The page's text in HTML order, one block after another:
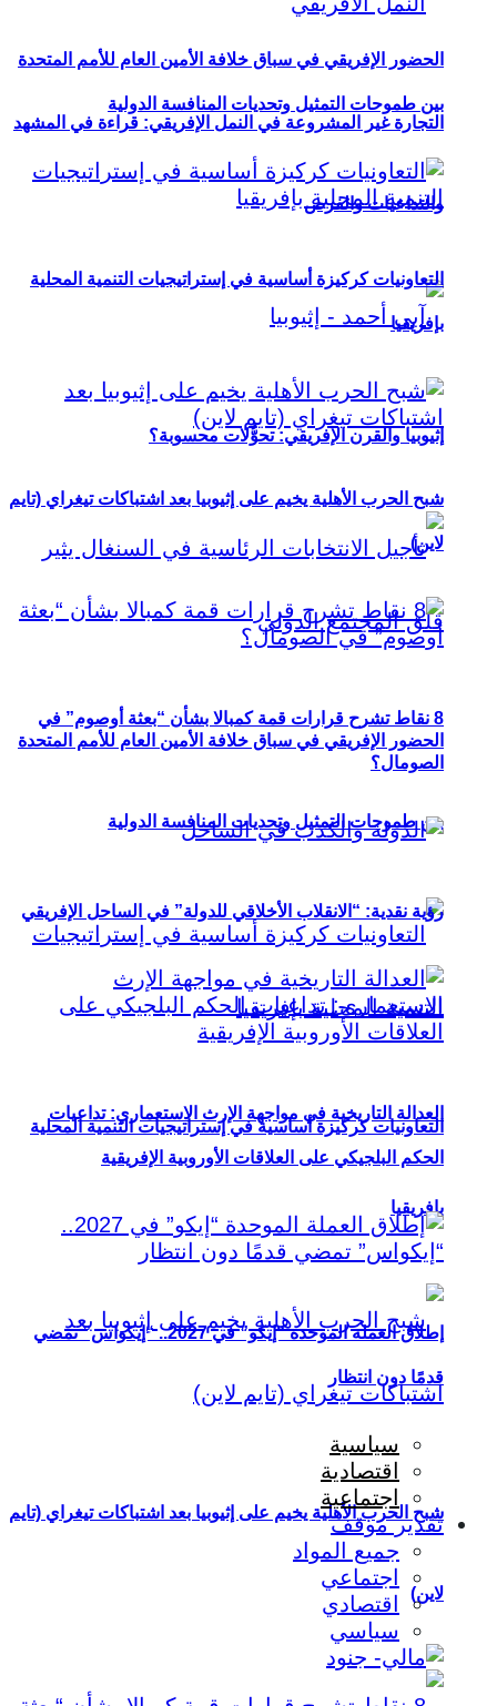
التجارة غير المشروعة في النمل الإفريقي: قراءة في المشهد
والتداعيات والفرص
إثيوبيا والقرن الإفريقي: تحوُّلات محسوبة؟
الحضور الإفريقي في سباق خلافة الأمين العام للأمم المتحدة
بين طموحات التمثيل وتحديات المنافسة الدولية
التعاونيات كركيزة أساسية في إستراتيجيات التنمية المحلية
بإفريقيا
شبح الحرب الأهلية يخيم على إثيوبيا بعد اشتباكات تيغراي (تايم
لاين)
الحضور الإفريقي في سباق خلافة الأمين العام للأمم المتحدة
بين طموحات التمثيل وتحديات المنافسة الدولية
التعاونيات كركيزة أساسية في إستراتيجيات التنمية المحلية
بإفريقيا
شبح الحرب الأهلية يخيم على إثيوبيا بعد اشتباكات تيغراي (تايم
لاين)
8 نقاط تشرح قرارات قمة كمبالا بشأن “بعثة أوصوم” في
الصومال؟
رؤية نقدية: “الانقلاب الأخلاقي للدولة” في الساحل الإفريقي
العدالة التاريخية في مواجهة الإرث الاستعماري: تداعيات
الحكم البلجيكي على العلاقات الأوروبية الإفريقية
إطلاق العملة الموحدة “إيكو” في 2027.. “إيكواس” تمضي
قدمًا دون انتظار
سياسية
اقتصادية
اجتماعية
تقدير موقف
جميع المواد
اجتماعي
اقتصادي
سياسي